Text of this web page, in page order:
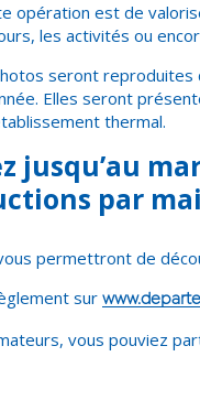
opération est de
les activités ou
seront reproduites
Elles seront
thermal.
jusqu’au
par
permettront de
sur
vous pouviez